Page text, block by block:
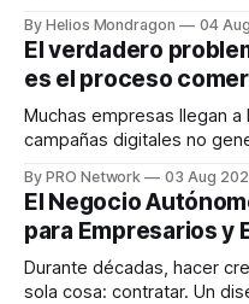
dispositivos inteligentes,
en tiempo real para ayudar
decisiones sobre su salud
responder
By Helios Mondragon 04
El verdadero
es el proceso
Muchas empresas llegan
campañas digitales no
INTERIUS, el problema suele
una entrevista para el
marketing digital explicó
By PRO Network 03 Aug
El Negocio
para Empresarios y
Durante décadas, hacer
sola cosa: contratar. Un